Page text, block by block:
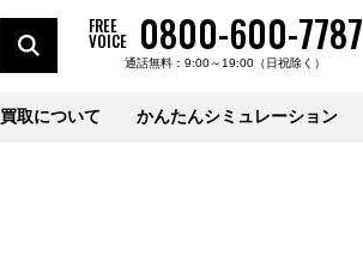
FREE
VOICE 0800-600-7787
通話無料：9:00～19:00（日祝除く）
買取について かんたんシミュレーション